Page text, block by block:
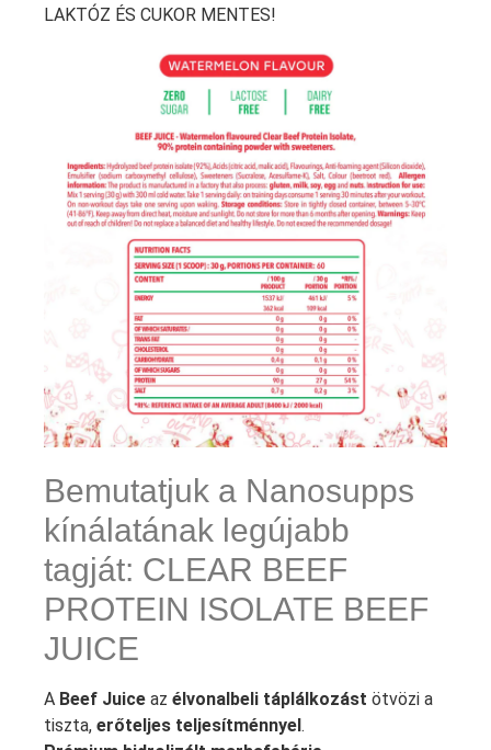
LAKTÓZ ÉS CUKOR MENTES!
Bemutatjuk a Nanosupps
kínálatának legújabb
tagját: CLEAR BEEF
PROTEIN ISOLATE BEEF
JUICE
A Beef Juice az élvonalbeli táplálkozást ötvözi a
tiszta, erőteljes teljesítménnyel.